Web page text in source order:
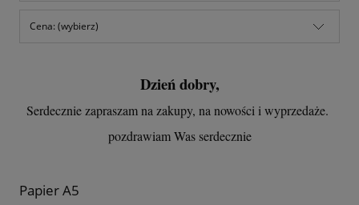
Cena: (wybierz)
Dzień dobry,
Serdecznie zapraszam na zakupy, na nowości i wyprzedaże.
pozdrawiam Was serdecznie
Papier A5